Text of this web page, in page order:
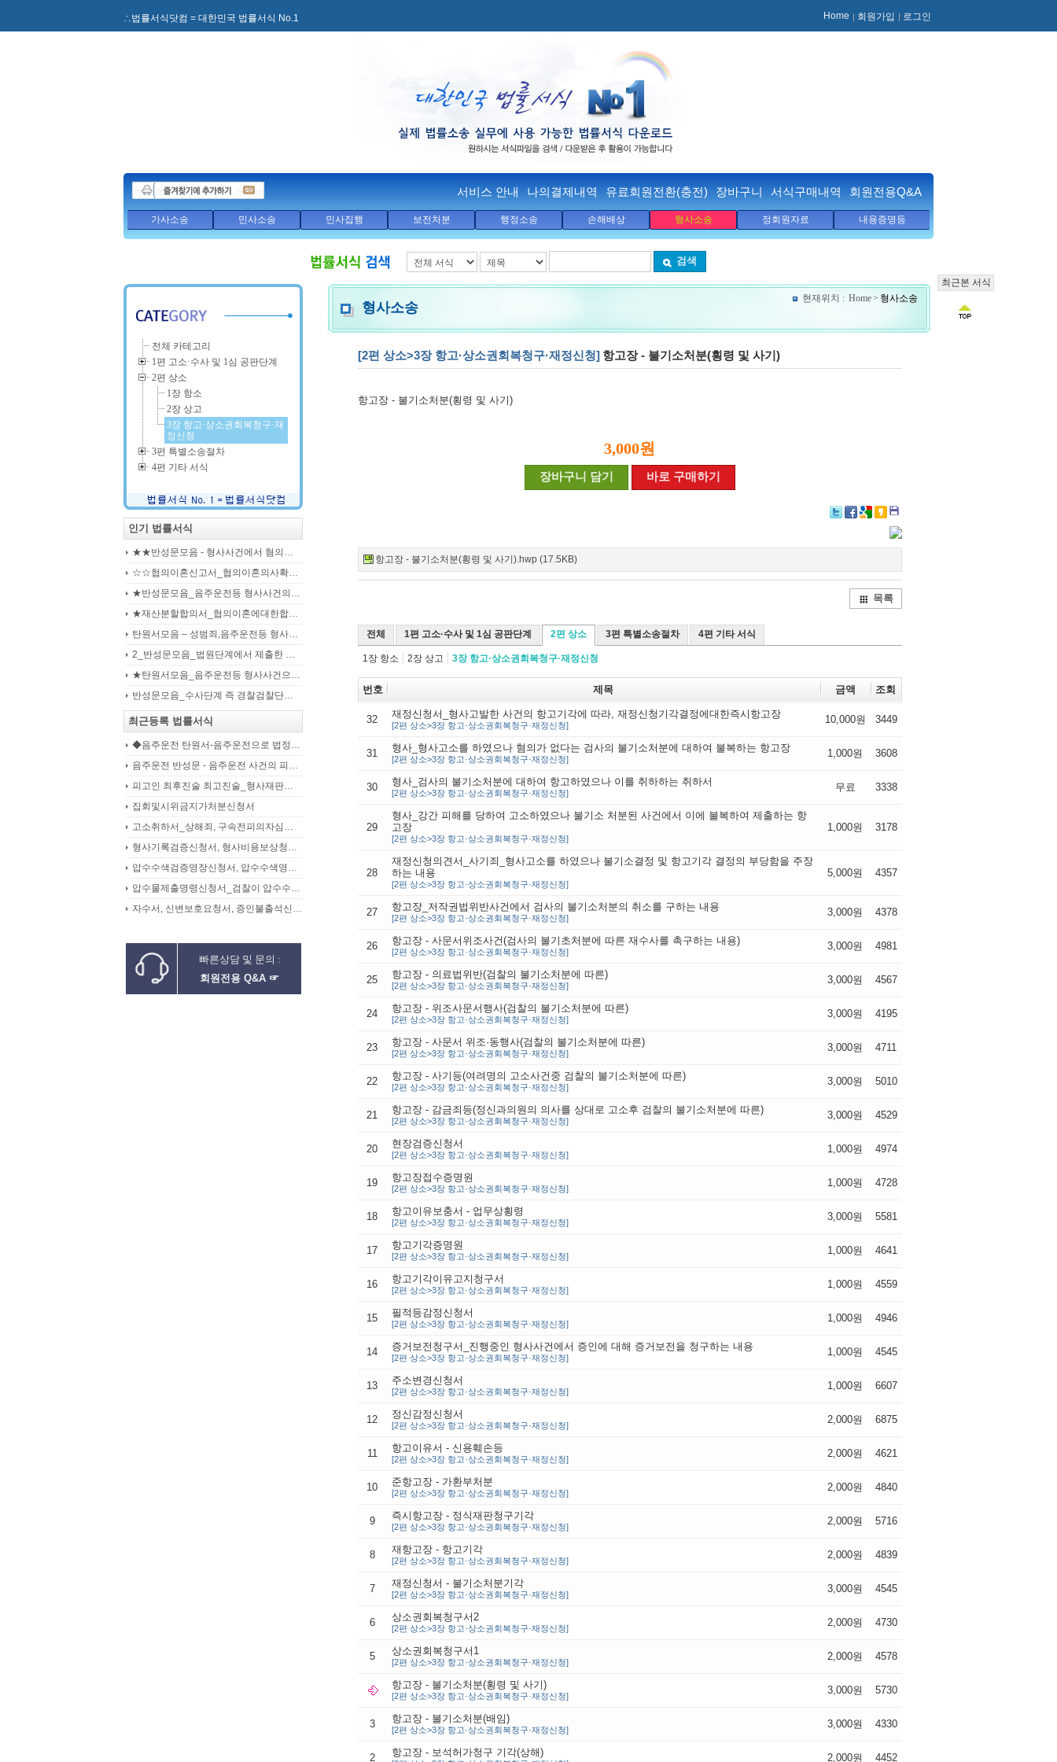
∴법률서식닷컴 = 대한민국 법률서식 No.1 Home 회원가입 로그인
서비스 안내 나의결제내역 유료회원전환(충전) 장바구니 서식구매내역 회원전용Q&A
가사소송 민사소송 민사집행 보전처분 행정소송 손해배상 형사소송 정회원자료 내용증명등
검색
현재위치 : Home> 형사소송
형사소송
[2편 상소>3장 항고·상소권회복청구·재정신청] 항고장 - 불기소처분(횡령 및 사기)
항고장 - 불기소처분(횡령 및 사기)
3,000원
장바구니 담기 바로 구매하기
Google+
Delicious
KakaoTalk
항고장 - 불기소처분(횡령 및 사기).hwp (17.5KB)
목록
전체 1편 고소·수사 및 1심 공판단계 2편 상소
1장 항소 2장 상고 3장 항고·상소권회복청구·재정신청
3편 특별소송절차 4편 기타 서식
번호 제목 금액 조회
32 재정신청서_형사고발한 사건의 항고기각에 따라, 재정신청기각결정에대한즉시항고장
[2편 상소>3장 항고·상소권회복청구·재정신청] 10,000원 3449
31 형사_형사고소를 하였으나 혐의가 없다는 검사의 불기소처분에 대하여 불복하는 항고장
[2편 상소>3장 항고·상소권회복청구·재정신청] 1,000원 3608
30 형사_검사의 불기소처분에 대하여 항고하였으나 이를 취하하는 취하서
[2편 상소>3장 항고·상소권회복청구·재정신청] 무료 3338
29
형사_강간 피해를 당하여 고소하였으나 불기소 처분된 사건에서 이에 불복하여 제출하는 항
고장
[2편 상소>3장 항고·상소권회복청구·재정신청]
1,000원 3178
28
재정신청의견서_사기죄_형사고소를 하였으나 불기소결정 및 항고기각 결정의 부당함을 주장
하는 내용
[2편 상소>3장 항고·상소권회복청구·재정신청]
5,000원 4357
27 항고장_저작권법위반사건에서 검사의 불기소처분의 취소를 구하는 내용
[2편 상소>3장 항고·상소권회복청구·재정신청] 3,000원 4378
26 항고장 - 사문서위조사건(검사의 불기초처분에 따른 재수사를 촉구하는 내용)
[2편 상소>3장 항고·상소권회복청구·재정신청] 3,000원 4981
25 항고장 - 의료법위반(검찰의 불기소처분에 따른)
[2편 상소>3장 항고·상소권회복청구·재정신청] 3,000원 4567
24 항고장 - 위조사문서행사(검찰의 불기소처분에 따른)
[2편 상소>3장 항고·상소권회복청구·재정신청] 3,000원 4195
23 항고장 - 사문서 위조·동행사(검찰의 불기소처분에 따른)
[2편 상소>3장 항고·상소권회복청구·재정신청] 3,000원 4711
22 항고장 - 사기등(여려명의 고소사건중 검찰의 불기소처분에 따른)
[2편 상소>3장 항고·상소권회복청구·재정신청] 3,000원 5010
21 항고장 - 감금죄등(정신과의원의 의사를 상대로 고소후 검찰의 불기소처분에 따른)
[2편 상소>3장 항고·상소권회복청구·재정신청] 3,000원 4529
20 현장검증신청서
[2편 상소>3장 항고·상소권회복청구·재정신청] 1,000원 4974
19 항고장접수증명원
[2편 상소>3장 항고·상소권회복청구·재정신청] 1,000원 4728
18 항고이유보충서 - 업무상횡령
[2편 상소>3장 항고·상소권회복청구·재정신청] 3,000원 5581
17 항고기각증명원
[2편 상소>3장 항고·상소권회복청구·재정신청] 1,000원 4641
16 항고기각이유고지청구서
[2편 상소>3장 항고·상소권회복청구·재정신청] 1,000원 4559
15 필적등감정신청서
[2편 상소>3장 항고·상소권회복청구·재정신청] 1,000원 4946
14 증거보전청구서_진행중인 형사사건에서 증인에 대해 증거보전을 청구하는 내용
[2편 상소>3장 항고·상소권회복청구·재정신청] 1,000원 4545
13 주소변경신청서
[2편 상소>3장 항고·상소권회복청구·재정신청] 1,000원 6607
12 정신감정신청서
[2편 상소>3장 항고·상소권회복청구·재정신청] 2,000원 6875
11 항고이유서 - 신용훼손등
[2편 상소>3장 항고·상소권회복청구·재정신청] 2,000원 4621
10 준항고장 - 가환부처분
[2편 상소>3장 항고·상소권회복청구·재정신청] 2,000원 4840
9 즉시항고장 - 정식재판청구기각
[2편 상소>3장 항고·상소권회복청구·재정신청] 2,000원 5716
8 재항고장 - 항고기각
[2편 상소>3장 항고·상소권회복청구·재정신청] 2,000원 4839
7 재정신청서 - 불기소처분기각
[2편 상소>3장 항고·상소권회복청구·재정신청] 3,000원 4545
6 상소권회복청구서2
[2편 상소>3장 항고·상소권회복청구·재정신청] 2,000원 4730
5 상소권회복청구서1
[2편 상소>3장 항고·상소권회복청구·재정신청] 2,000원 4578
항고장 - 불기소처분(횡령 및 사기)
[2편 상소>3장 항고·상소권회복청구·재정신청] 3,000원 5730
3 항고장 - 불기소처분(배임)
[2편 상소>3장 항고·상소권회복청구·재정신청] 3,000원 4330
2 항고장 - 보석허가청구 기각(상해) 2,000원 4452
전체 카테고리
1편 고소·수사 및 1심 공판단계
2편 상소
1장 항소
2장 상고
3장 항고·상소권회복청구·재
정신청
3편 특별소송절차
4편 기타 서식
인기 법률서식
★★반성문모음 - 형사사건에서 혐의사실을 인정하는 가해자가 선처를 호소하며 제출작성하는 반성문2
☆☆협의이혼신고서_협의이혼의사확인신청서_자의양육과친권자결정에관한협의서_22p
★반성문모음_음주운전등 형사사건의 가해자, 피의자, 피고인이 작성하여 제출하는 반성문모음(380page)
★재산분할합의서_협의이혼에대한합의서_협의이혼약정서_이혼합의서_19p
탄원서모음 – 성범죄,음주운전등 형사입건 또는 기소된 사건에서 가해자,피의자,피고인을 위하여 선처를 호소하는 내용(지인분들 작성)
2_반성문모음_법원단계에서 제출한 가해자작성 반성문(132page)
★탄원서모음_음주운전등 형사사건으로 수사기관 및 법원에 제출된 주변인 작성 선처호소 탄원서(208page)
반성문모음_수사단계 즉 경찰검찰단계에서 제출한 가해자작성 반성문(300page)
최근등록 법률서식
◆음주운전 탄원서-음주운전으로 법정구속된 피고인의 선처를 위해 항소심에서 제출하는 탄원서(45page)
음주운전 반성문 - 음주운전 사건의 피의자, 피고인이 선처를 구하며 작성제출하는 반성문
피고인 최후진술 최고진술_형사재판의 변론종결시 피고인이 재판장님께 하는 최종진술 의견내용(36페이지)
집회및시위금지가처분신청서
고소취하서_상해죄, 구속전피의자심문신청서, 보석신청취하서, 형확정증명원
형사기록검증신청서, 형사비용보상청구서
압수수색검증영장신청서, 압수수색영장신청서
압수물제출명령신청서_검찰이 압수수색을 통해 확보한 압수물대상
자수서, 신변보호요청서, 증인불출석신고서
빠른상담 및 문의 :
회원전용 Q&A ☞
최근본 서식